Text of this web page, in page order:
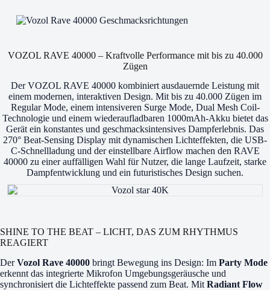
VOZOL RAVE 40000 – Kraftvolle Performance mit bis zu 40.000
Zügen
Der VOZOL RAVE 40000 kombiniert ausdauernde Leistung mit
einem modernen, interaktiven Design. Mit bis zu 40.000 Zügen im
Regular Mode, einem intensiveren Surge Mode, Dual Mesh Coil-
Technologie und einem wiederaufladbaren 1000mAh-Akku bietet das
Gerät ein konstantes und geschmacksintensives Dampferlebnis. Das
270° Beat-Sensing Display mit dynamischen Lichteffekten, die USB-
C-Schnellladung und der einstellbare Airflow machen den RAVE
40000 zu einer auffälligen Wahl für Nutzer, die lange Laufzeit, starke
Dampfentwicklung und ein futuristisches Design suchen.
SHINE TO THE BEAT – LICHT, DAS ZUM RHYTHMUS
REAGIERT
DerVozol Rave 40000 bringt Bewegung ins Design: Im Party Mode
erkennt das integrierte Mikrofon Umgebungsgeräusche und
synchronisiert die Lichteffekte passend zum Beat. Mit Radiant Flow